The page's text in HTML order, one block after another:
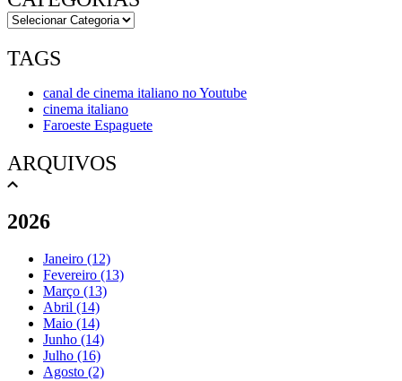
TAGS
canal de cinema italiano no Youtube
cinema italiano
Faroeste Espaguete
ARQUIVOS
2026
Janeiro (12)
Fevereiro (13)
Março (13)
Abril (14)
Maio (14)
Junho (14)
Julho (16)
Agosto (2)